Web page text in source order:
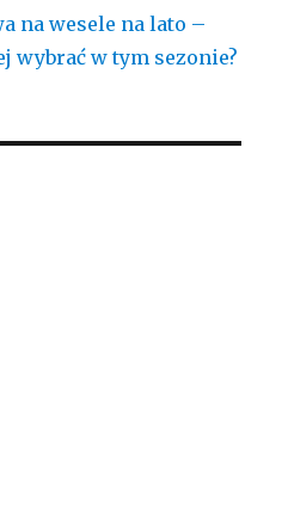
na wesele na lato –
wybrać w tym sezonie?